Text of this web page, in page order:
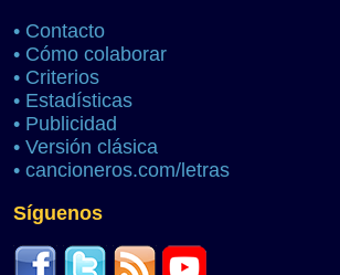
• Contacto
• Cómo colaborar
• Criterios
• Estadísticas
• Publicidad
• Versión clásica
• cancioneros.com/letras
Síguenos